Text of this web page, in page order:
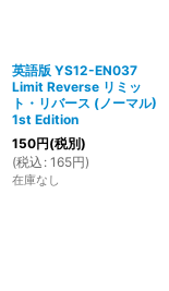
英語版 YS12-EN037
Limit Reverse リミッ
ト・リバース (ノーマル)
1st Edition
150円(税別)
(税込 : 165円)
在庫なし